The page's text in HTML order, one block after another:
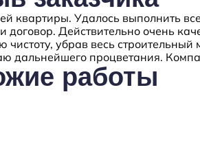
Удалось выполнить
Действительно очень
убрав весь
дальнейшего процветания.
работы